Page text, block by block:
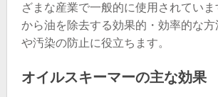
ざまな産業で一般的に使用されてい
から油を除去する効果的・効率的な
や汚染の防止に役立ちます。
オイルスキーマーの主な効果